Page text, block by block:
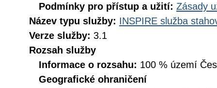
Podmínky pro přístup a užití: Zásady
Název typu služby: INSPIRE služba
Verze služby: 3.1
Rozsah služby
Informace o rozsahu: 100 % území
Geografické ohraničení